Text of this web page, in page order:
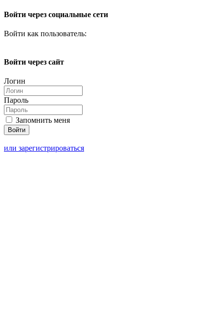
Войти через социальные сети
Войти как пользователь:
Войти через сайт
Логин
Пароль
Запомнить меня
или зарегистрироваться